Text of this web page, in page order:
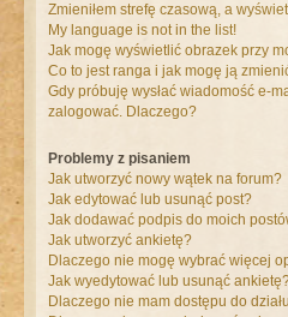
Zmieniłem strefę czasową, a
My language is not in the list!
Jak mogę wyświetlić obrazek przy
Co to jest ranga i jak mogę ją
Gdy próbuję wysłać wiadomość e-
zalogować. Dlaczego?
Problemy z pisaniem
Jak utworzyć nowy wątek na forum?
Jak edytować lub usunąć post?
Jak dodawać podpis do moich
Jak utworzyć ankietę?
Dlaczego nie mogę wybrać więcej
Jak wyedytować lub usunąć
Dlaczego nie mam dostępu do